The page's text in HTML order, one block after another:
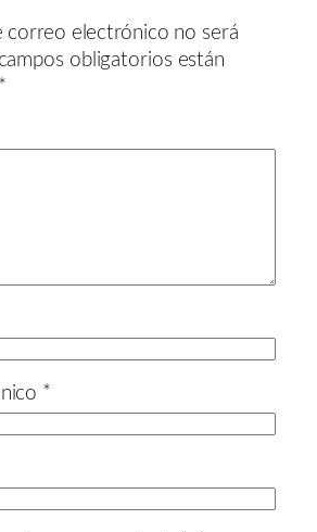
correo electrónico no será
obligatorios están
*
*